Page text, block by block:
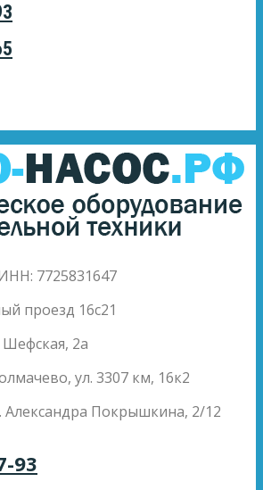
7725831647
проезд 16с21
Шефская, 2а
ул. 3307 км, 16к2
Александра Покрышкина, 2/12
93